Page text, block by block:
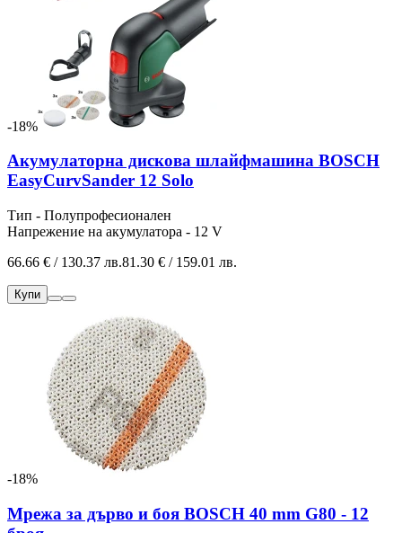
-18%
Акумулаторна дискова шлайфмашина BOSCH
EasyCurvSander 12 Solo
Тип - Полупрофесионален
Напрежение на акумулатора - 12 V
66.66 € / 130.37 лв.81.30 € / 159.01 лв.
Купи
-18%
Мрежа за дърво и боя BOSCH 40 mm G80 - 12